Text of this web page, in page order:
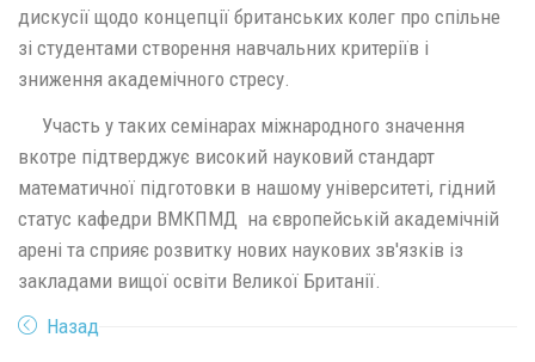
дискусії щодо концепції британських колег про спільне
зі студентами створення навчальних критеріїв і
зниження академічного стресу.
Участь у таких семінарах міжнародного значення
вкотре підтверджує високий науковий стандарт
математичної підготовки в нашому університеті, гідний
статус кафедри ВМКПМД на європейській академічній
арені та сприяє розвитку нових наукових зв'язків із
закладами вищої освіти Великої Британії.
Назад